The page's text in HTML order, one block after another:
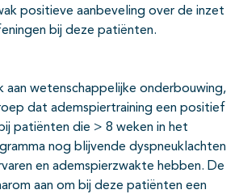
positieve aanbeveling over de inzet
bij deze patiënten.
aan wetenschappelijke onderbouwing,
dat ademspiertraining een positief
patiënten die > 8 weken in het
nog blijvende dyspneuklachten
en ademspierzwakte hebben. De
aan om bij deze patiënten een